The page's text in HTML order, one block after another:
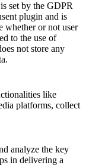
set by the GDPR
plugin and is
whether or not user
to the use of
not store any
like
platforms, collect
analyze the key
in delivering a